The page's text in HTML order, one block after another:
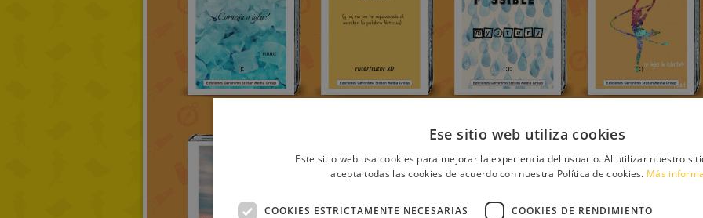
Ese sitio web utiliza cookies
Este sitio web usa cookies para mejorar la experiencia del usuario. Al utilizar nuestro
acepta todas las cookies de acuerdo con nuestra Política de cookies. Más
COOKIES ESTRICTAMENTE NECESARIAS COOKIES DE RENDIMIENTO